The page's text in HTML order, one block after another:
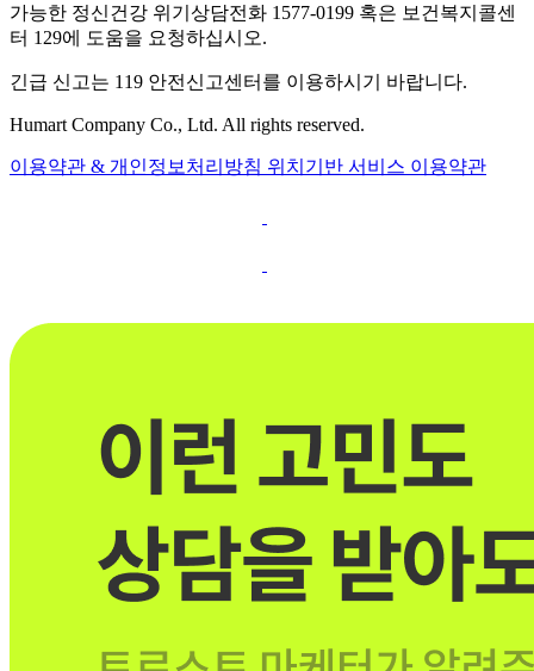
가능한 정신건강 위기상담전화 1577-0199 혹은 보건복지콜센
터 129에 도움을 요청하십시오.
긴급 신고는 119 안전신고센터를 이용하시기 바랍니다.
Humart Company Co., Ltd. All rights reserved.
이용약관 & 개인정보처리방침 위치기반 서비스 이용약관